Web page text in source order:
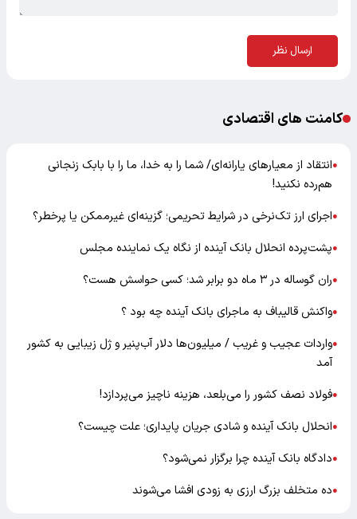
ارسال نظر
کامنت های اقتصادی
●انتقاد از معیارهای یارانه‌ای/ شما را به خدا، ما را با بابک زنجانی
هم‌رده نکنید!
●اجرای ارز تک‌نرخی در شرایط تحریمی؛ گزینه‌ای غیرممکن یا پرخطر؟
●پشت‌پرده انحلال بانک آینده از نگاه یک نماینده مجلس
●ران گوساله در ۳ ماه دو برابر شد؛ کسی حواسش هست؟
●واکنش قالیباف به ماجرای بانک آینده چه بود ؟
●واردات عجیب و غریب / میلیون‌ها دلار آب‌پنیر و ژل زیبایی به کشور
آمد
●فولاد نصف کشور را می‌بلعد، هزینه ناچیز می‌پردازد!
●انحلال بانک آینده و شادی جریان پایداری؛ علت چیست؟
●دادگاه بانک آینده چرا برگزار نمی‌شود؟
●ده متخلف بزرگ ارزی به زودی افشا می‌شوند